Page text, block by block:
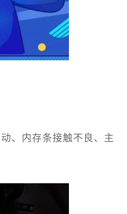
、内存条接触不良、主